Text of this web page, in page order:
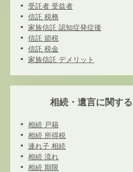
受託者 受益者
信託 税務
家族信託 認知症発症後
信託 節税
信託 税金
家族信託 デメリット
相続・遺言に関す
相続 戸籍
相続 所得税
連れ子 相続
相続 流れ
相続 期限